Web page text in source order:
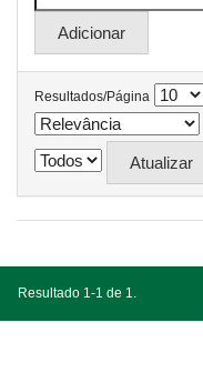
Resultados/Página
Resultado 1-1 de 1.